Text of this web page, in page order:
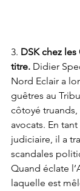
3. DSK chez
titre. Didier
Nord Eclair a
guêtres au
côtoyé
avocats. En
judiciaire, il a
scandales
Quand éclate
laquelle est